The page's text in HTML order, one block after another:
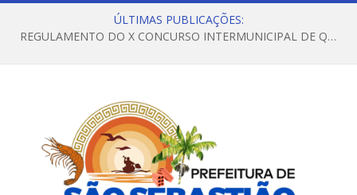
ÚLTIMAS PUBLICAÇÕES:
REGULAMENTO DO X CONCURSO INTERMUNICIPAL DE QUADRILHAS JUNINAS – 2026 – ARRAIÁ DA VENEZA